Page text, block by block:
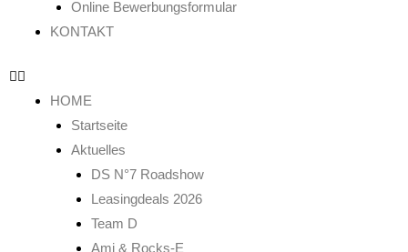
Online Bewerbungsformular
KONTAKT
HOME
Startseite
Aktuelles
DS N°7 Roadshow
Leasingdeals 2026
Team D
Ami & Rocks-E